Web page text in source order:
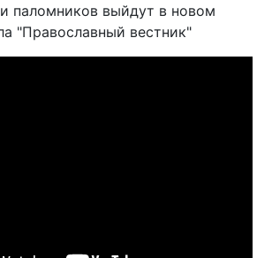
паломников выйдут в новом
"Православный вестник"